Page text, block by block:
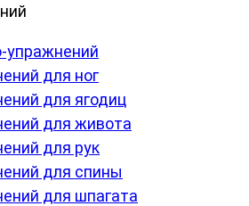
упражнений
для ног
для ягодиц
для живота
для рук
для спины
для шпагата